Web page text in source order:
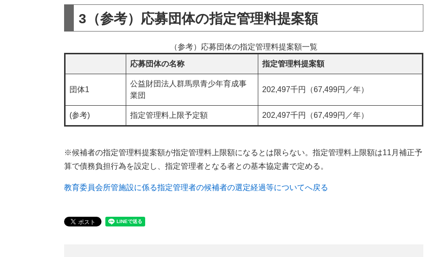
3（参考）応募団体の指定管理料提案額
（参考）応募団体の指定管理料提案額一覧
応募団体の名称 指定管理料提案額
団体1
公益財団法人群馬県青少年育成事
業団
202,497千円（67,499円／年）
(参考) 指定管理料上限予定額 202,497千円（67,499円／年）
※候補者の指定管理料提案額が指定管理料上限額になるとは限らない。指定管理料上限額は11月補正予
算で債務負担行為を設定し、指定管理者となる者との基本協定書で定める。
教育委員会所管施設に係る指定管理者の候補者の選定経過等についてへ戻る